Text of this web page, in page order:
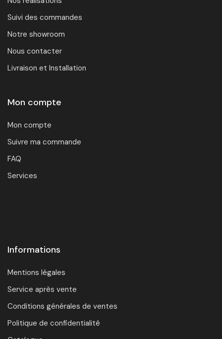
Suivi des commandes
Notre showroom
Nous contacter
Livraison et Installation
Mon compte
Mon compte
Suivre ma commande
FAQ
Services
Informations
Mentions légales
Service après vente
Conditions générales de ventes
Politique de confidentialité